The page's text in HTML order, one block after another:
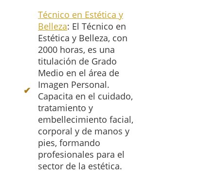
Técnico en Estética y
Belleza: El Técnico en
Estética y Belleza, con
2000 horas, es una
titulación de Grado
Medio en el área de
Imagen Personal.
Capacita en el cuidado,
tratamiento y
embellecimiento facial,
corporal y de manos y
pies, formando
profesionales para el
sector de la estética.